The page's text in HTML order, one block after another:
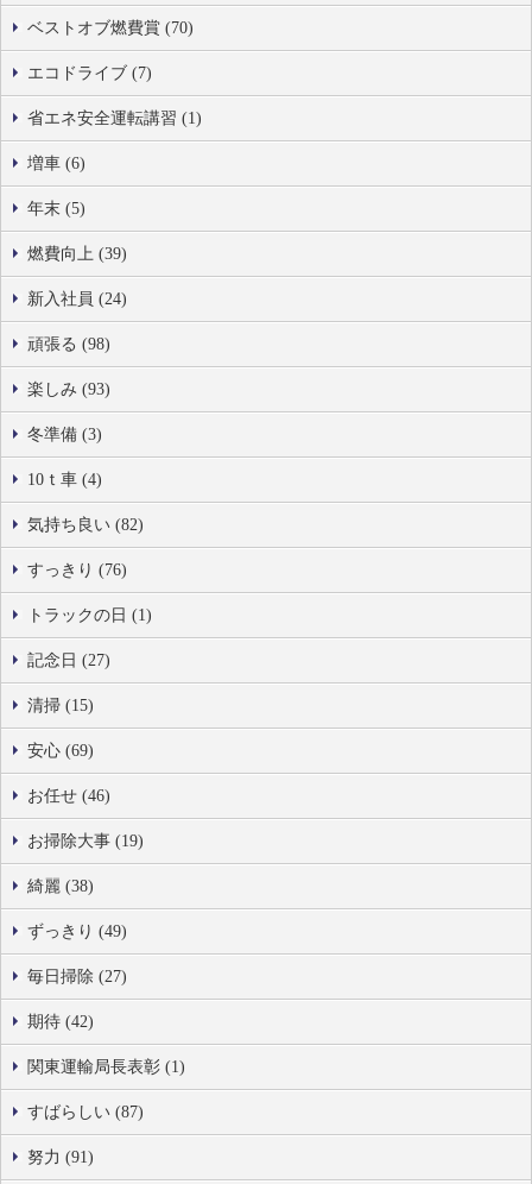
ベストオブ燃費賞 (70)
エコドライブ (7)
省エネ安全運転講習 (1)
増車 (6)
年末 (5)
燃費向上 (39)
新入社員 (24)
頑張る (98)
楽しみ (93)
冬準備 (3)
10ｔ車 (4)
気持ち良い (82)
すっきり (76)
トラックの日 (1)
記念日 (27)
清掃 (15)
安心 (69)
お任せ (46)
お掃除大事 (19)
綺麗 (38)
ずっきり (49)
毎日掃除 (27)
期待 (42)
関東運輸局長表彰 (1)
すばらしい (87)
努力 (91)